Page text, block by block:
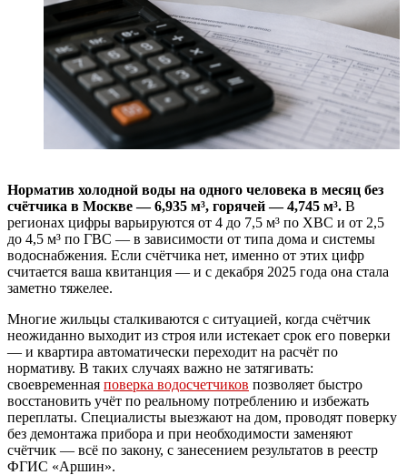
Норматив холодной воды на одного человека в месяц без
счётчика в Москве — 6,935 м³, горячей — 4,745 м³. В
регионах цифры варьируются от 4 до 7,5 м³ по ХВС и от 2,5
до 4,5 м³ по ГВС — в зависимости от типа дома и системы
водоснабжения. Если счётчика нет, именно от этих цифр
считается ваша квитанция — и с декабря 2025 года она стала
заметно тяжелее.
Многие жильцы сталкиваются с ситуацией, когда счётчик
неожиданно выходит из строя или истекает срок его поверки
— и квартира автоматически переходит на расчёт по
нормативу. В таких случаях важно не затягивать:
своевременная поверка водосчетчиков позволяет быстро
восстановить учёт по реальному потреблению и избежать
переплаты. Специалисты выезжают на дом, проводят поверку
без демонтажа прибора и при необходимости заменяют
счётчик — всё по закону, с занесением результатов в реестр
ФГИС «Аршин».